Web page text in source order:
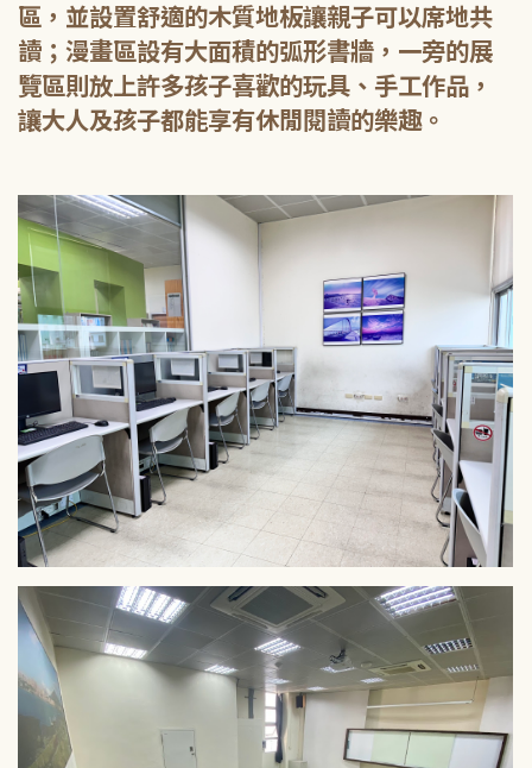
區，並設置舒適的木質地板讓親子可以席地共
讀；漫畫區設有大面積的弧形書牆，一旁的展
覽區則放上許多孩子喜歡的玩具、手工作品，
讓大人及孩子都能享有休閒閱讀的樂趣。